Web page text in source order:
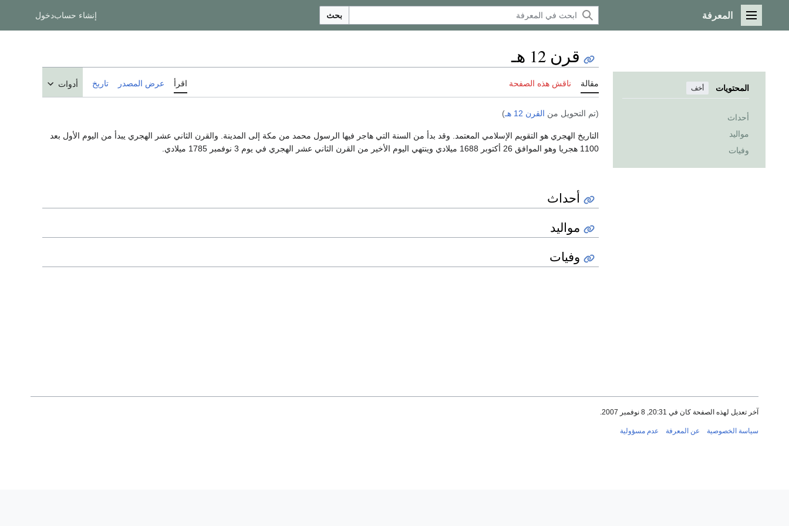
القائمة الرئيسية
المعرفة بحث إنشاء حسابدخول
المحتويات أخف
أحداث
مواليد
وفيات
قرن 12 هـ
مقالة ناقش هذه الصفحة اقرأ عرض المصدر تاريخ أدوات
(تم التحويل من القرن 12 هـ )
التاريخ الهجري هو التقويم الإسلامي المعتمد. وقد بدأ من السنة التي هاجر فيها الرسول محمد من مكة إلى المدينة. والقرن الثاني عشر الهجري يبدأ من اليوم الأول بعد
1100 هجريا وهو الموافق 26 أكتوبر 1688 ميلادي وينتهي اليوم الأخير من القرن الثاني عشر الهجري في يوم 3 نوفمبر 1785 ميلادي.
أحداث
مواليد
وفيات
آخر تعديل لهذه الصفحة كان في 20:31, 8 نوفمبر 2007.
سياسة الخصوصية عن المعرفة عدم مسؤولية